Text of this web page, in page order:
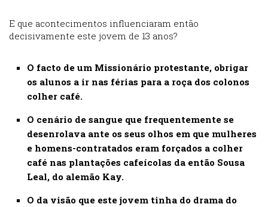
E que acontecimentos influenciaram então
decisivamente este jovem de 13 anos?
O facto de um Missionário protestante, obrigar
os alunos a ir nas férias para a roça dos colonos
colher café.
O cenário de sangue que frequentemente se
desenrolava ante os seus olhos em que mulheres
e homens-contratados eram forçados a colher
café nas plantações cafeícolas da então Sousa
Leal, do alemão Kay.
O da visão que este jovem tinha do drama do